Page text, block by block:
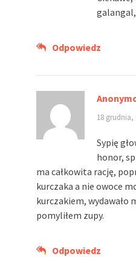
Odpowiedz
18 grudnia,
Sypię
honor,
ma całkowita rację,
kurczaka a nie owoce
kurczakiem, wydawało
pomyliłem zupy.
Odpowiedz